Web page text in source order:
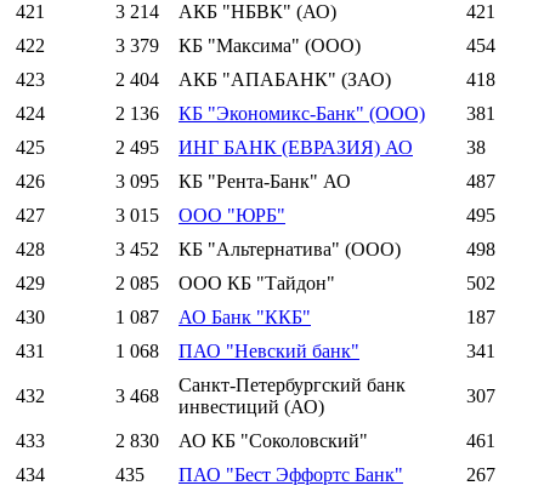
421
3 214 АКБ "НБВК" (АО)
421
422
3 379 КБ "Максима" (ООО)
454
423
2 404 АКБ "АПАБАНК" (ЗАО)
418
424
2 136 КБ "Экономикс-Банк" (ООО)
381
425
2 495 ИНГ БАНК (ЕВРАЗИЯ) АО
38
426
3 095 КБ "Рента-Банк" АО
487
427
3 015 ООО "ЮРБ"
495
428
3 452 КБ "Альтернатива" (ООО)
498
429
2 085 ООО КБ "Тайдон"
502
430
1 087 АО Банк "ККБ"
187
431
1 068 ПАО "Невский банк" 341
432 3 468
Санкт-Петербургский банк
инвестиций (АО)
307
433 2 830 АО КБ "Соколовский"
461
434
435 ПАО "Бест Эффортс Банк"
267